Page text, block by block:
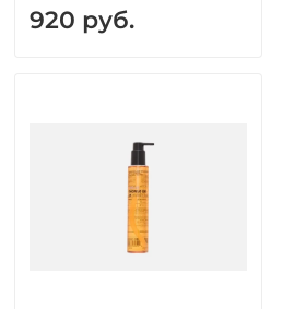
920 руб.